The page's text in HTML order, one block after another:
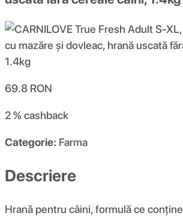
69.8 RON
2 %cashback
Categorie: Farma
Descriere
Hrană pentru câini, formulă ce